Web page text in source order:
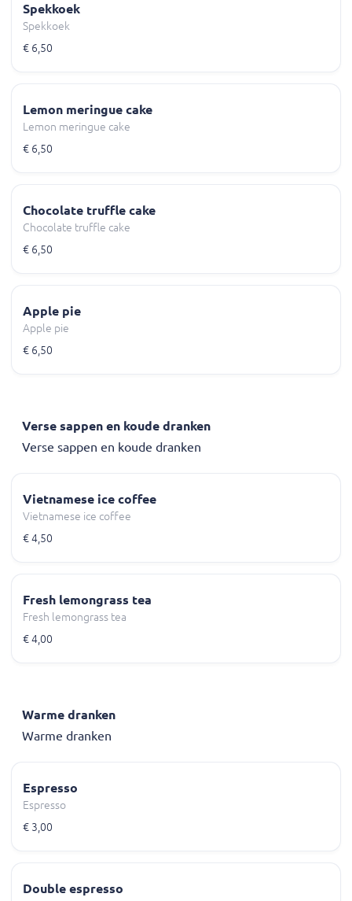
Spekkoek
Spekkoek
€ 6,50
Lemon meringue cake
Lemon meringue cake
€ 6,50
Chocolate truffle cake
Chocolate truffle cake
€ 6,50
Apple pie
Apple pie
€ 6,50
Verse sappen en koude dranken
Verse sappen en koude dranken
Vietnamese ice coffee
Vietnamese ice coffee
€ 4,50
Fresh lemongrass tea
Fresh lemongrass tea
€ 4,00
Warme dranken
Warme dranken
Espresso
Espresso
€ 3,00
Double espresso